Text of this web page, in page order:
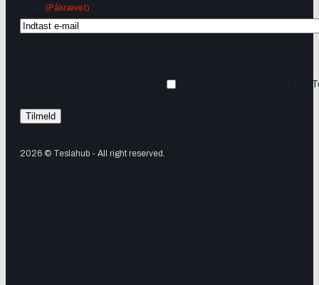
(Påkrævet)
Ja tak, jeg vil gerne modtage
2026 © Teslahub - All right reserved.